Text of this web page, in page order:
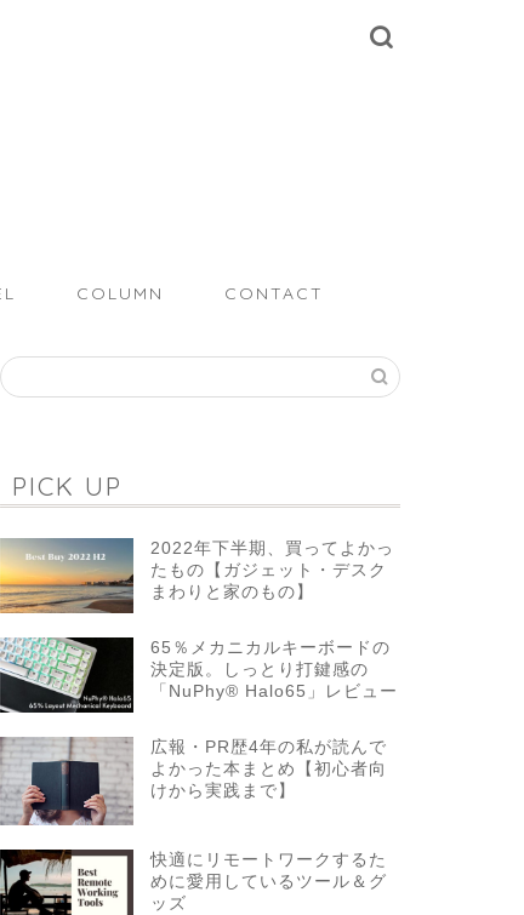
COLUMN CONTACT
PICK UP
2022年下半期、買ってよかっ
たもの【ガジェット・デスク
まわりと家のもの】
65％メカニカルキーボードの
決定版。しっとり打鍵感の
「NuPhy® Halo65」レビュー
広報・PR歴4年の私が読んで
よかった本まとめ【初心者向
けから実践まで】
快適にリモートワークするた
めに愛用しているツール＆グ
ッズ